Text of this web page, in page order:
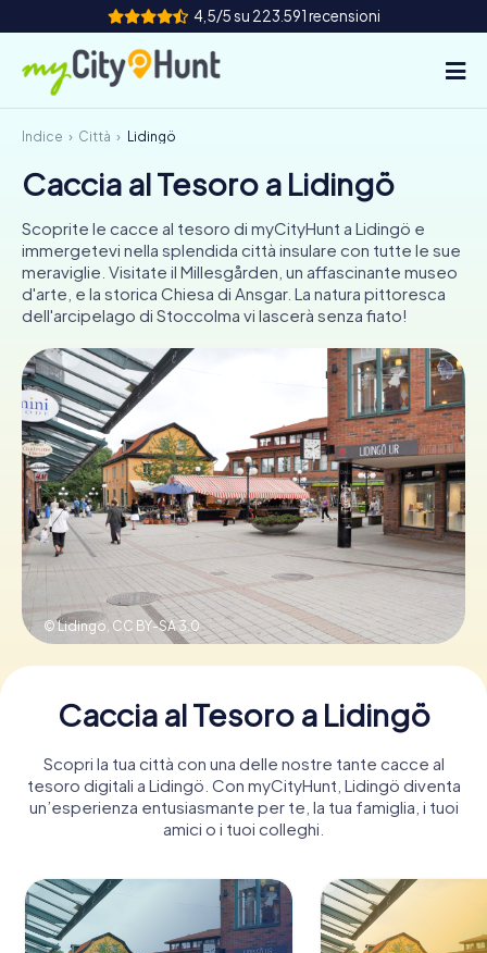
4,5/5 su 223.591 recensioni
Come funziona
Città
Tour
Team Building
Biglietti
INT
DE
ES
FR UK
IE
IT
NL
Prenota Biglietti
Acquista i Voucher
Indice Città Lidingö
Caccia al Tesoro a Lidingö
Scoprite le cacce al tesoro di myCityHunt a Lidingö e
immergetevi nella splendida città insulare con tutte le sue
meraviglie. Visitate il Millesgården, un affascinante museo
d'arte, e la storica Chiesa di Ansgar. La natura pittoresca
dell'arcipelago di Stoccolma vi lascerà senza fiato!
© Lidingo, CC BY-SA 3.0
Caccia al Tesoro a Lidingö
Scopri la tua città con una delle nostre tante cacce al
tesoro digitali a Lidingö. Con myCityHunt, Lidingö diventa
un’esperienza entusiasmante per te, la tua famiglia, i tuoi
amici o i tuoi colleghi.